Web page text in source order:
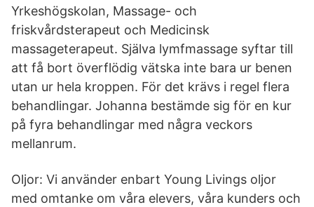
Yrkeshögskolan, Massage- och
friskvårdsterapeut och Medicinsk
massageterapeut. Själva lymfmassage syftar till
att få bort överflödig vätska inte bara ur benen
utan ur hela kroppen. För det krävs i regel flera
behandlingar. Johanna bestämde sig för en kur
på fyra behandlingar med några veckors
mellanrum.
Oljor: Vi använder enbart Young Livings oljor
med omtanke om våra elevers, våra kunders och